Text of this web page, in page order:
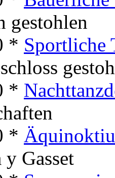
gestohlen
* Sportliche
*
*
Gasset